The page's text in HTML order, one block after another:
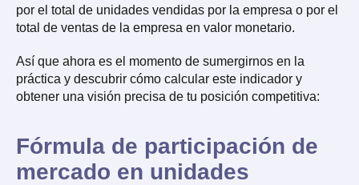
por el total de unidades vendidas por la empresa o por el
total de ventas de la empresa en valor monetario.
Así que ahora es el momento de sumergirnos en la
práctica y descubrir cómo calcular este indicador y
obtener una visión precisa de tu posición competitiva:
Fórmula de participación de
mercado en unidades